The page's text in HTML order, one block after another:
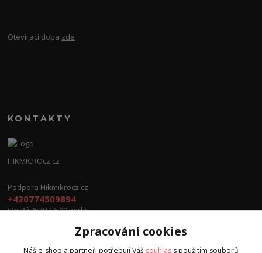
Otevírací doba zde
KONTAKTY
HIKMICROcz.cz
Podpora Hikmikrocz.cz
+420774509894
(Po-Pá, 8:30-16:00 hod.)
info@hikmicrocz.cz
Zpracování cookies
Náš e-shop a partneři potřebují Váš souhlas s použitím souborů